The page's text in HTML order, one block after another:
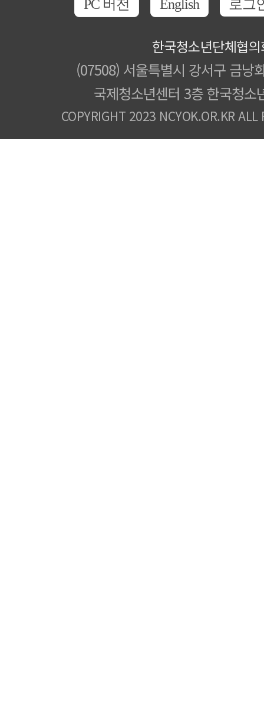
PC 버전 English 로그
한국청소년단체협
(07508) 서울특별시 강서구 금낭
국제청소년센터 3층 한국청소
COPYRIGHT 2023 NCYOK.OR.KR ALL